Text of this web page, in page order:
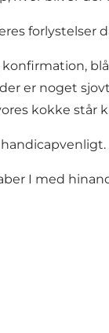
forlystelser
konfirmation,
er noget
kokke
I med